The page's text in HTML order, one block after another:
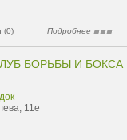
(0) Подробнее
БОРЬБЫ И БОКСА
11е